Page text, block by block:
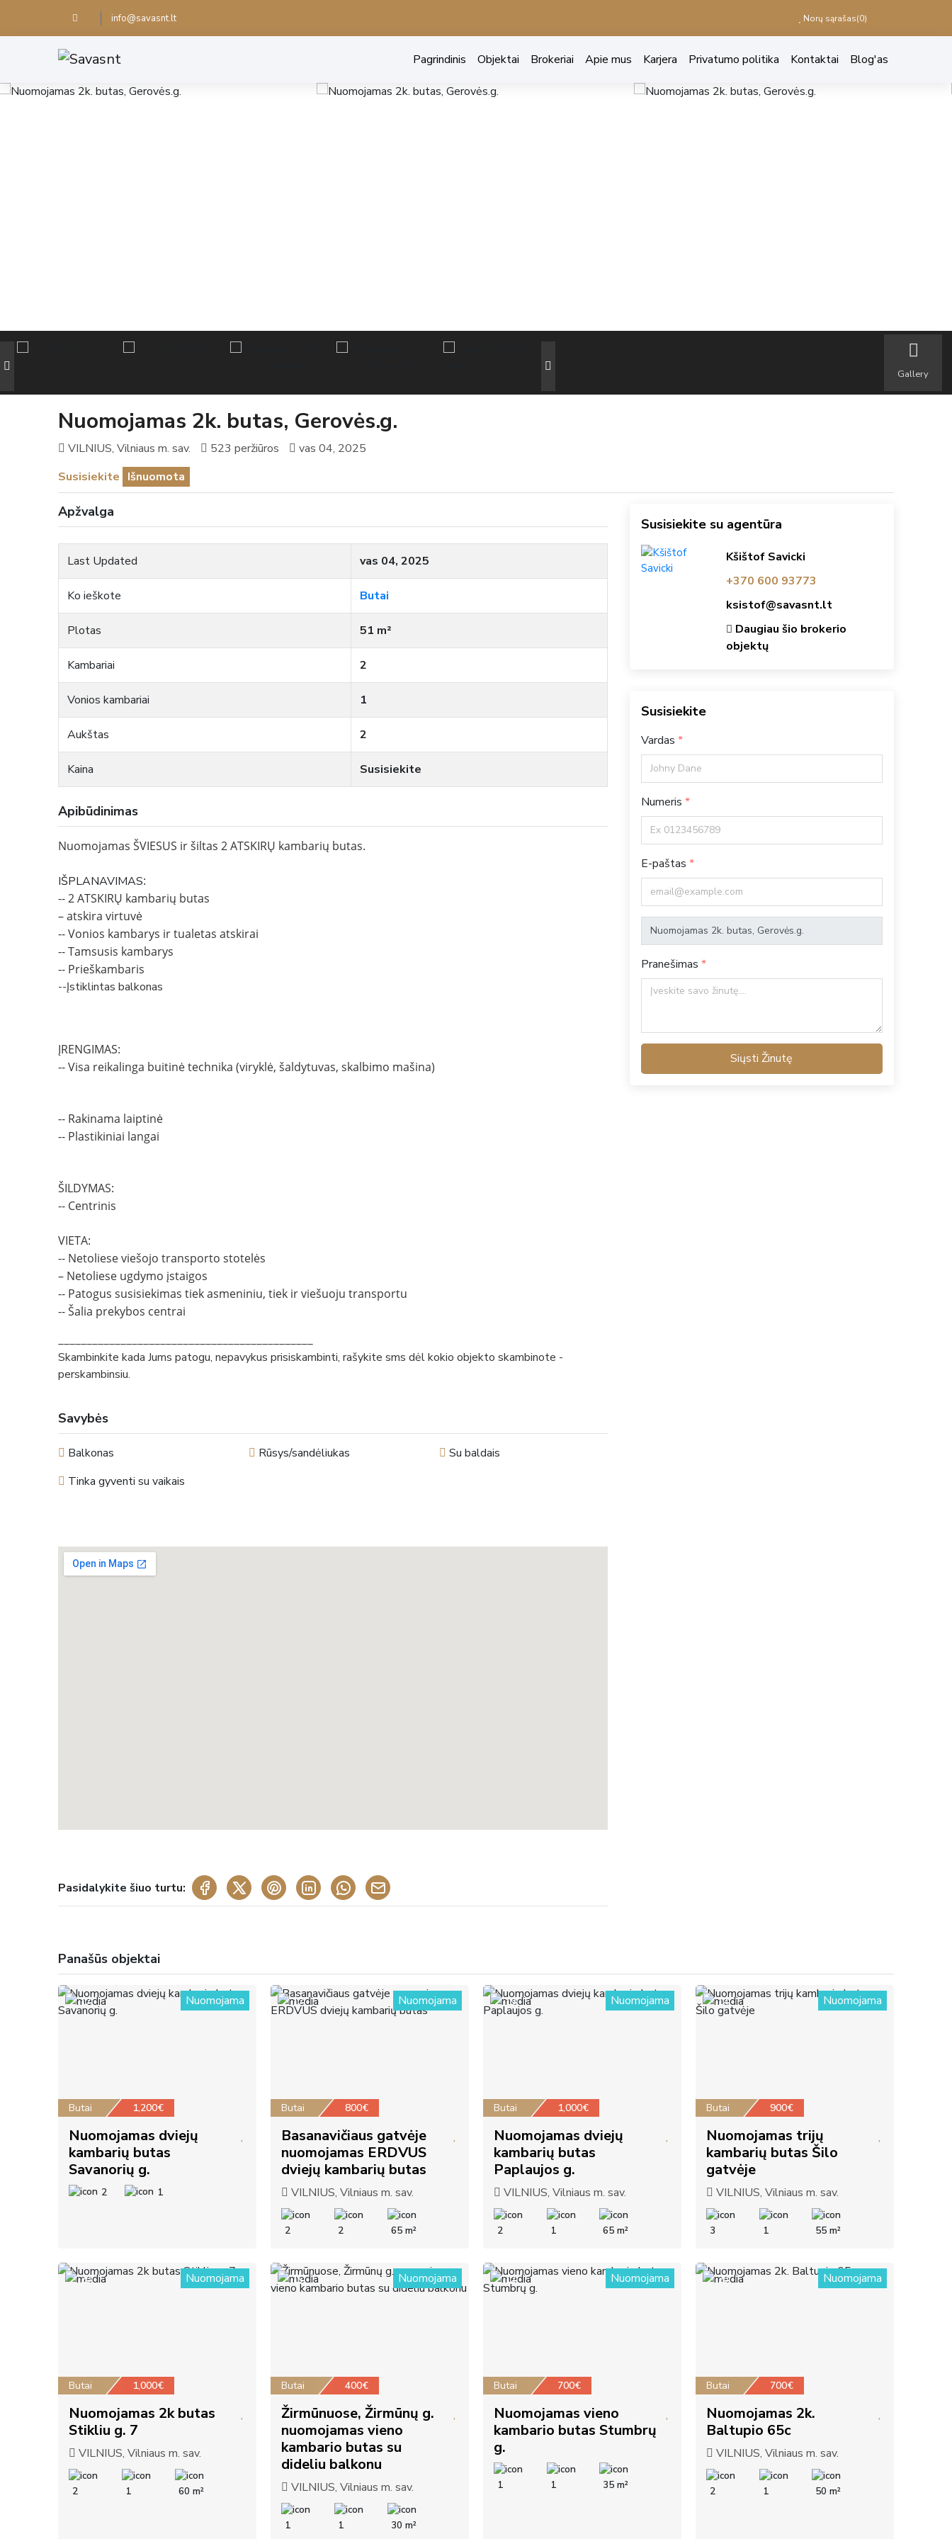
info@savasnt.lt Norų sąrašas(0)
Pagrindinis Objektai Brokeriai Apie mus Karjera Privatumo politika Kontaktai Blog'as
Gallery
Nuomojamas 2k. butas, Gerovės.g.
VILNIUS, Vilniaus m. sav. 523 peržiūros
vas 04, 2025
Susisiekite Išnuomota
Apžvalga
Last Updated vas 04, 2025
Ko ieškote Butai
Plotas 51 m²
Kambariai 2
Vonios kambariai 1
Aukštas 2
Kaina Susisiekite
Apibūdinimas
Nuomojamas ŠVIESUS ir šiltas 2 ATSKIRŲ kambarių butas.
IŠPLANAVIMAS:
-- 2 ATSKIRŲ kambarių butas
– atskira virtuvė
-- Vonios kambarys ir tualetas atskirai
-- Tamsusis kambarys
-- Prieškambaris
--Įstiklintas balkonas
ĮRENGIMAS:
-- Visa reikalinga buitinė technika (viryklė, šaldytuvas, skalbimo mašina)
-- Rakinama laiptinė
-- Plastikiniai langai
ŠILDYMAS:
-- Centrinis
VIETA:
-- Netoliese viešojo transporto stotelės
– Netoliese ugdymo įstaigos
-- Patogus susisiekimas tiek asmeniniu, tiek ir viešuoju transportu
-- Šalia prekybos centrai
_____________________________________________
Skambinkite kada Jums patogu, nepavykus prisiskambinti, rašykite sms dėl kokio objekto skambinote -
perskambinsiu.
Savybės
Balkonas Rūsys/sandėliukas
Su baldais
Tinka gyventi su vaikais
Pasidalykite šiuo turtu:
Susisiekite su agentūra
Kšištof Savicki
+370 600 93773
ksistof@savasnt.lt
Daugiau šio brokerio
objektų
Susisiekite
Vardas
Numeris
E-paštas
Pranešimas
Siųsti Žinutę
Panašūs objektai
17 Nuomojama
Butai 1,200€
Nuomojamas dviejų
kambarių butas
Savanorių g.
2 1
17 Nuomojama
Butai 800€
Basanavičiaus gatvėje
nuomojamas ERDVUS
dviejų kambarių butas
VILNIUS, Vilniaus m. sav.
2 2 65 m²
19 Nuomojama
Butai 1,000€
Nuomojamas dviejų
kambarių butas
Paplaujos g.
VILNIUS, Vilniaus m. sav.
2 1 65 m²
14 Nuomojama
Butai 900€
Nuomojamas trijų
kambarių butas Šilo
gatvėje
VILNIUS, Vilniaus m. sav.
3 1 55 m²
20 Nuomojama
Butai 1,000€
Nuomojamas 2k butas
Stikliu g. 7
VILNIUS, Vilniaus m. sav.
2 1 60 m²
15 Nuomojama
Butai 400€
Žirmūnuose, Žirmūnų g.
nuomojamas vieno
kambario butas su
dideliu balkonu
VILNIUS, Vilniaus m. sav.
1 1 30 m²
12 Nuomojama
Butai 700€
Nuomojamas vieno
kambario butas Stumbrų
g.
1 1 35 m²
20 Nuomojama
Butai 700€
Nuomojamas 2k.
Baltupio 65c
VILNIUS, Vilniaus m. sav.
2 1 50 m²